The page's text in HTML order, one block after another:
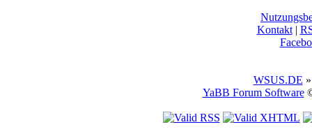
Kontakt|
WSUS.DE
YaBB Forum Software©